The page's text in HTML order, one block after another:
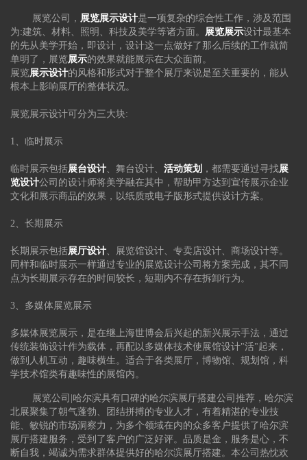
展览公司， 展览展示设计是一项复杂的综合性工作，涉及范围
为:建筑、材料、照明、科技及美学等诸方面。
展览展示设计最基本
的先从美学开始，即设计，设计这一点做好了那么后续的工作就简
单明了，展览展示的效果就能展示在大众面前。
展览展示设计的风格和形式对于整个展厅来说是至关重要的，能从
根本上影响展厅的整体状况。
展览展示设计可分为三大块:
1、临时展示
临时展示包括展台设计 、舞台设计、活动策划 ，都需要通过寻找展
览设计公司的设计师将美学融在其中，帮助甲方达到宣传展示企业
文化和展示商品的效果，以纸质或电子版形式提供设计方案。
2、长期展示
长期展示包括展厅设计 、展览馆设计、专卖店设计、商场设计等。
同样和临时展示一样通过专业的展览设计公司将方案完成，其不同
点为长期展示存在的时间较长，短期内不存在拆卸行为。
3、多媒体展览展示
多媒体展览展示，是在继上海世博会后兴起的新兴展示手法，通过
传统装饰设计作为载体，再配以多媒体技术使展馆设计"活"起来，
做到人机互动，趣味横生。适合于各类展厅，博物馆、规划馆，科
学技术馆类有趣味性的展馆内。
展览公司|哈尔滨具有口碑的哈尔滨展厅搭建公司推荐，哈尔滨
北展聚集了朝气蓬勃、团结拼搏的专业人才，有着精湛的专业技
能、敏锐的市场洞察力，为多个领域在内的众多客户提供了哈尔滨
展厅搭建服务，受到了客户的广泛好评。品质是金，服务是心，不
断自我，竭诚为需求群体提供好的哈尔滨展厅搭建。本公司热忱欢